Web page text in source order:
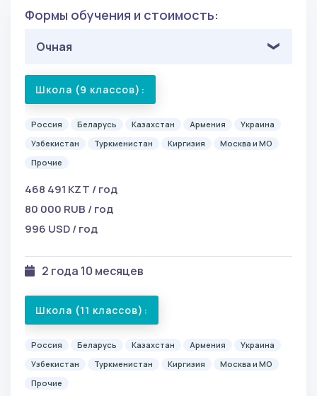
Формы обучения и стоимость:
Очная
Школа (9 классов):
Россия Беларусь Казахстан Армения
Украина
Узбекистан
Туркменистан Киргизия
Москва и МО
Прочие
468 491 KZT / год
80 000 RUB / год
996 USD / год
2 года 10 месяцев
Школа (11 классов):
Россия Беларусь Казахстан Армения
Украина
Узбекистан
Туркменистан Киргизия
Москва и МО
Прочие